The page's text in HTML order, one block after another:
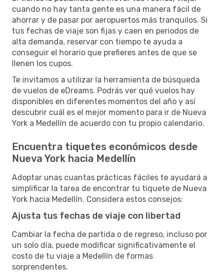
cuando no hay tanta gente es una manera fácil de
ahorrar y de pasar por aeropuertos más tranquilos. Si
tus fechas de viaje son fijas y caen en periodos de
alta demanda, reservar con tiempo te ayuda a
conseguir el horario que prefieres antes de que se
llenen los cupos.
Te invitamos a utilizar la herramienta de búsqueda
de vuelos de eDreams. Podrás ver qué vuelos hay
disponibles en diferentes momentos del año y así
descubrir cuál es el mejor momento para ir de Nueva
York a Medellín de acuerdo con tu propio calendario.
Encuentra tiquetes económicos desde
Nueva York hacia Medellín
Adoptar unas cuantas prácticas fáciles te ayudará a
simplificar la tarea de encontrar tu tiquete de Nueva
York hacia Medellín. Considera estos consejos:
Ajusta tus fechas de viaje con libertad
Cambiar la fecha de partida o de regreso, incluso por
un solo día, puede modificar significativamente el
costo de tu viaje a Medellín de formas
sorprendentes.